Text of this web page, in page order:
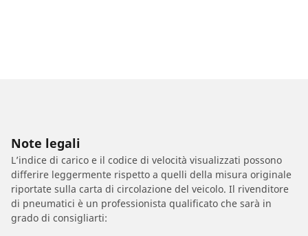
Note legali
L’indice di carico e il codice di velocità visualizzati possono
differire leggermente rispetto a quelli della misura originale
riportate sulla carta di circolazione del veicolo. Il rivenditore
di pneumatici è un professionista qualificato che sarà in
grado di consigliarti: